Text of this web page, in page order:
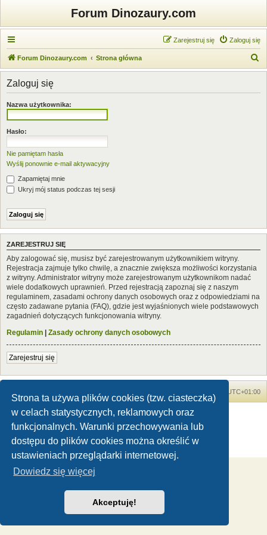
Strona ta używa plików cookies (tzw. ciasteczka)
w celach statystycznych, reklamowych oraz
funkcjonalnych. Warunki przechowywania lub
dostępu do plików cookies można określić w
ustawieniach przeglądarki internetowej.
Dowiedz się więcej
Akceptuję!
Forum Dinozaury.com
Zaloguj się
Zarejestruj się
Forum Dinozaury.com Strona główna
z
Zaloguj się
Nazwa użytkownika:
Hasło:
Nie pamiętam hasła
Wyślij ponownie e-mail aktywacyjny
Zapamiętaj mnie
Ukryj mój status podczas tej sesji
ZAREJESTRUJ SIĘ
Aby zalogować się, musisz być zarejestrowanym użytkownikiem witryny.
Rejestracja zajmuje tylko chwilę, a znacznie zwiększa możliwości korzystania
z witryny. Administrator witryny może zarejestrowanym użytkownikom nadać
wiele dodatkowych uprawnień. Przed rejestracją zapoznaj się z naszym
regulaminem, zasadami ochrony danych osobowych oraz z odpowiedziami na
często zadawane pytania (FAQ), gdzie jest wyjaśnionych wiele podstawowych
zagadnień dotyczących funkcjonowania witryny.
Regulamin | Zasady ochrony danych osobowych
Zarejestruj się
UTC+01:00
Dinozaury.com© 2006-2020
Technologię dostarczaphpBB® Forum Software © phpBB Limited
Zasady ochrony danych osobowych|Regulamin